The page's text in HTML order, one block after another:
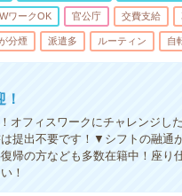
ワークOK 官公庁 交費支給
分煙 派遣多 ルーティン 自
オフィスワークにチャレンジし
提出不要です！▼シフトの融通
帰の方なども多数在籍中！座
！